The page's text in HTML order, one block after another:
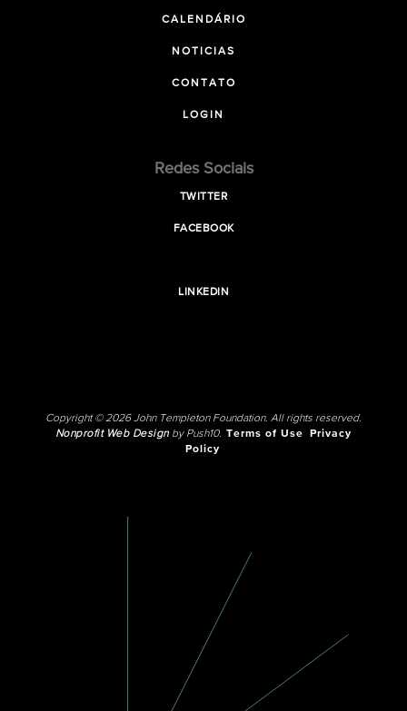
CALENDÁRIO
NOTICIAS
CONTATO
LOGIN
Redes Sociais
TWITTER
FACEBOOK
LINKEDIN
Copyright © 2026 John Templeton Foundation. All rights reserved.
Nonprofit Web Designby Push10. Terms of Use
Privacy
Policy